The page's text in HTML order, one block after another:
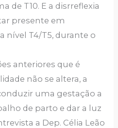
de T10. E a disrreflexia
presente em
nível T4/T5, durante o
anteriores que é
não se altera, a
uma gestação a
de parto e dar a luz
a Dep. Célia Leão